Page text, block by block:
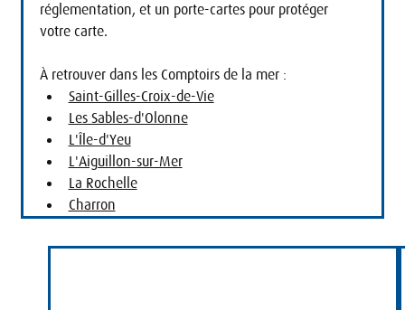
réglementation, et un porte-cartes pour protéger
votre carte.
À retrouver dans les Comptoirs de la mer :
Saint-Gilles-Croix-de-Vie
Les Sables-d'Olonne
L'Île-d'Yeu
L'Aiguillon-sur-Mer
La Rochelle
Charron